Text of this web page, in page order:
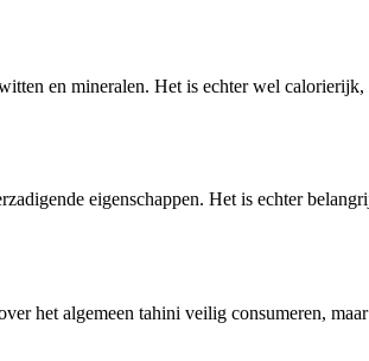
en mineralen. Het is echter wel
eigenschappen. Het is echter
het algemeen tahini veilig consumeren,